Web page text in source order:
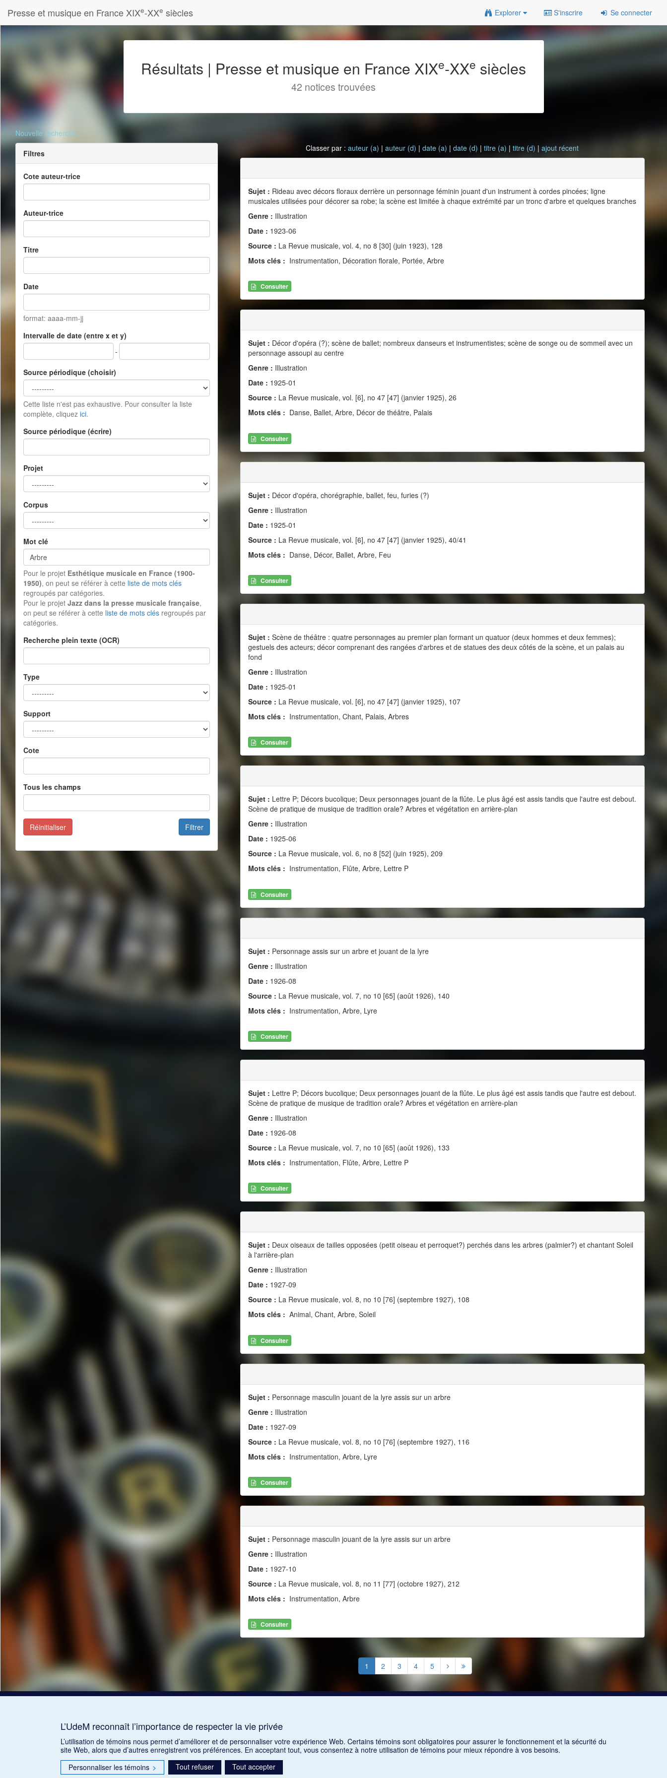
Presse et musique en France XIXe-XXe siècles Explorer S'inscrire Se connecter
Résultats | Presse et musique en France XIXe-XXe siècles
42 notices trouvées
Nouvelle recherche
Filtres
Cote auteur-trice
Auteur-trice
Titre
Date
format: aaaa-mm-jj
Intervalle de date (entre x et y)
-
Source périodique (choisir)
Cette liste n'est pas exhaustive. Pour consulter la liste
complète, cliquez ici.
Source périodique (écrire)
Projet
Corpus
Mot clé
Pour le projet Esthétique musicale en France (1900-
1950), on peut se référer à cette liste de mots clés
regroupés par catégories.
Pour le projet Jazz dans la presse musicale française,
on peut se référer à cette liste de mots clés regroupés par
catégories.
Recherche plein texte (OCR)
Type
Support
Cote
Tous les champs
Filtrer
Réinitialiser
Classer par :auteur (a) |auteur (d) |date (a) |date (d) |titre (a) |titre (d) |ajout récent
Sujet : Rideau avec décors floraux derrière un personnage féminin jouant d'un instrument à cordes pincées; ligne
musicales utilisées pour décorer sa robe; la scène est limitée à chaque extrémité par un tronc d'arbre et quelques branches
Genre : Illustration
Date : 1923-06
Source : La Revue musicale, vol. 4, no 8 [30] (juin 1923), 128
Mots clés : Instrumentation, Décoration florale, Portée, Arbre
Consulter
Sujet : Décor d'opéra (?); scène de ballet; nombreux danseurs et instrumentistes; scène de songe ou de sommeil avec un
personnage assoupi au centre
Genre : Illustration
Date : 1925-01
Source : La Revue musicale, vol. [6], no 47 [47] (janvier 1925), 26
Mots clés : Danse, Ballet, Arbre, Décor de théâtre, Palais
Consulter
Sujet : Décor d'opéra, chorégraphie, ballet, feu, furies (?)
Genre : Illustration
Date : 1925-01
Source : La Revue musicale, vol. [6], no 47 [47] (janvier 1925), 40/41
Mots clés : Danse, Décor, Ballet, Arbre, Feu
Consulter
Sujet : Scène de théâtre : quatre personnages au premier plan formant un quatuor (deux hommes et deux femmes);
gestuels des acteurs; décor comprenant des rangées d'arbres et de statues des deux côtés de la scène, et un palais au
fond
Genre : Illustration
Date : 1925-01
Source : La Revue musicale, vol. [6], no 47 [47] (janvier 1925), 107
Mots clés : Instrumentation, Chant, Palais, Arbres
Consulter
Sujet : Lettre P; Décors bucolique; Deux personnages jouant de la flûte. Le plus âgé est assis tandis que l'autre est debout.
Scène de pratique de musique de tradition orale? Arbres et végétation en arrière-plan
Genre : Illustration
Date : 1925-06
Source : La Revue musicale, vol. 6, no 8 [52] (juin 1925), 209
Mots clés : Instrumentation, Flûte, Arbre, Lettre P
Consulter
Sujet : Personnage assis sur un arbre et jouant de la lyre
Genre : Illustration
Date : 1926-08
Source : La Revue musicale, vol. 7, no 10 [65] (août 1926), 140
Mots clés : Instrumentation, Arbre, Lyre
Consulter
Sujet : Lettre P; Décors bucolique; Deux personnages jouant de la flûte. Le plus âgé est assis tandis que l'autre est debout.
Scène de pratique de musique de tradition orale? Arbres et végétation en arrière-plan
Genre : Illustration
Date : 1926-08
Source : La Revue musicale, vol. 7, no 10 [65] (août 1926), 133
Mots clés : Instrumentation, Flûte, Arbre, Lettre P
Consulter
Sujet : Deux oiseaux de tailles opposées (petit oiseau et perroquet?) perchés dans les arbres (palmier?) et chantant Soleil
à l'arrière-plan
Genre : Illustration
Date : 1927-09
Source : La Revue musicale, vol. 8, no 10 [76] (septembre 1927), 108
Mots clés : Animal, Chant, Arbre, Soleil
Consulter
Sujet : Personnage masculin jouant de la lyre assis sur un arbre
Genre : Illustration
Date : 1927-09
Source : La Revue musicale, vol. 8, no 10 [76] (septembre 1927), 116
Mots clés : Instrumentation, Arbre, Lyre
Consulter
Sujet : Personnage masculin jouant de la lyre assis sur un arbre
Genre : Illustration
Date : 1927-10
Source : La Revue musicale, vol. 8, no 11 [77] (octobre 1927), 212
Mots clés : Instrumentation, Arbre
Consulter
1 2 3 4 5
L’UdeM reconnaît l’importance de respecter la vie privée
L’utilisation de témoins nous permet d’améliorer et de personnaliser votre expérience Web. Certains témoins sont obligatoires pour assurer le fonctionnement et la sécurité du
site Web, alors que d’autres enregistrent vos préférences. En acceptant tout, vous consentez à notre utilisation de témoins pour mieux répondre à vos besoins.
Personnaliser les témoins > Tout refuser Tout accepter